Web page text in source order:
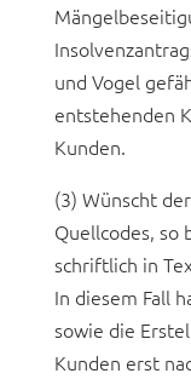
und Vogel
entstehenden
Kunden.
(3) Wünscht
Quellcodes, so
schriftlich in
In diesem Fall
sowie die
Kunden erst